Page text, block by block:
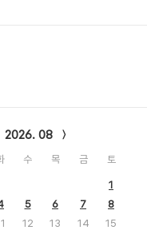
2026. 08
수 목 금 토
1
5 6 7
8
12 13 14
15